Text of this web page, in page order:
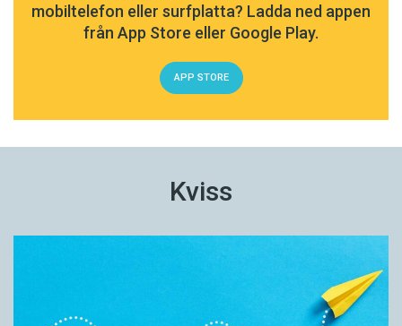
mobiltelefon eller surfplatta? Ladda ned appen
från App Store eller Google Play.
APP STORE
Kviss